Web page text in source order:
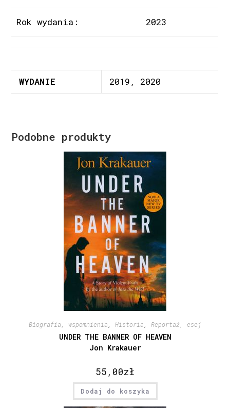
Rok wydania: 2023
WYDANIE 2019, 2020
Podobne produkty
Biografia, wspomnienia Historia Reportaż, esej
UNDER THE BANNER OF HEAVEN
Jon Krakauer
55,00zł
Dodaj do koszyka